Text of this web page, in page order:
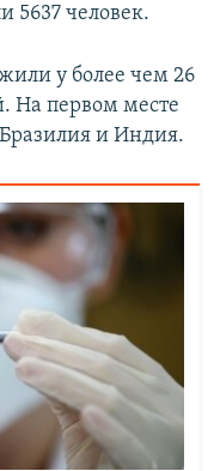
5637 человек.
у более чем 26
На первом месте
и Индия.